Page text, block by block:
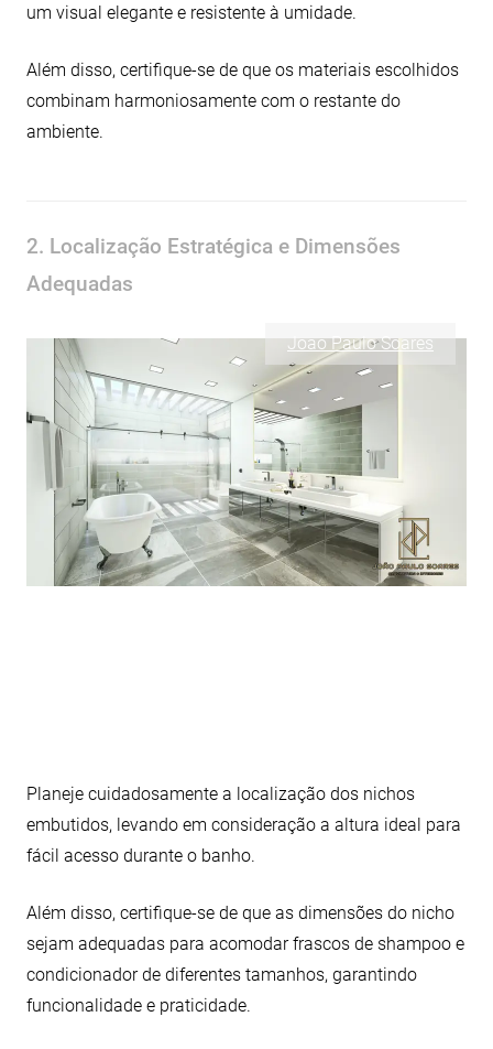
um visual elegante e resistente à umidade.
Além disso, certifique-se de que os materiais escolhidos
combinam harmoniosamente com o restante do
ambiente.
2. Localização Estratégica e Dimensões
Adequadas
Joao Paulo Soares
Planeje cuidadosamente a localização dos nichos
embutidos, levando em consideração a altura ideal para
fácil acesso durante o banho.
Além disso, certifique-se de que as dimensões do nicho
sejam adequadas para acomodar frascos de shampoo e
condicionador de diferentes tamanhos, garantindo
funcionalidade e praticidade.